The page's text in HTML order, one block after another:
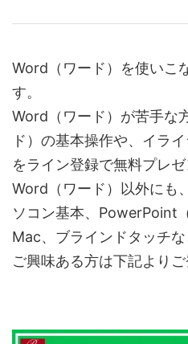
Word（ワード）を使いこ
す。
Word（ワード）が苦手な
ド）の基本操作や、イラ
をライン登録で無料プレゼ
Word（ワード）以外にも
ソコン基本、PowerPoint
Mac、ブラインドタッチな
ご興味ある方は下記よりご